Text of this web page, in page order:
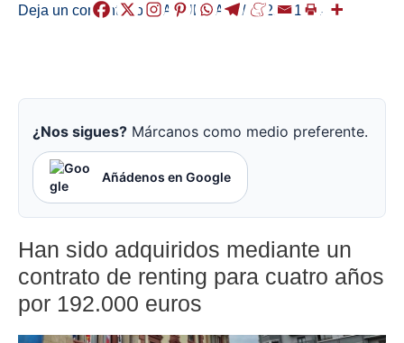
Deja un comentario /LABURRAK,/ 2025-01-24
¿Nos sigues? Márcanos como medio preferente.
Añádenos en Google
Han sido adquiridos mediante un
contrato de renting para cuatro años
por 192.000 euros